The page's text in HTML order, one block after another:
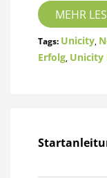
MEHR
Tags: Unicity,
Erfolg, Unicity